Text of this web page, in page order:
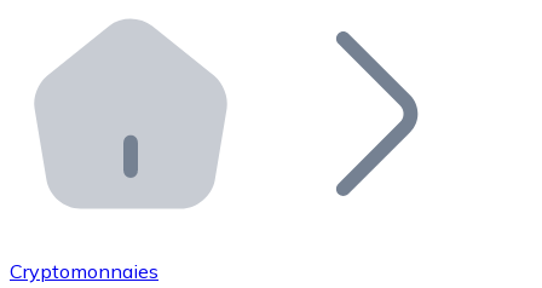
Distributeurs automatiques Bitnovo
Intégrez un ATM Bitnovo dans votre entreprise et
API Bitnovo
Intégrez notre API dans votre écosystème.
Rejoignez notre réseau de distributeurs et
Cryptomonnaies